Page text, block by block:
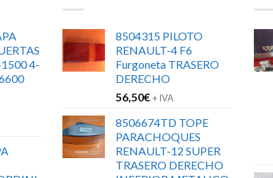
4-
8504315 PILOTO
RENAULT-4 F6
Furgoneta TRASERO
DERECHO
56,50€+ IVA
8506674TD TOPE
PARACHOQUES
RENAULT-12 SUPER
TRASERO DERECHO